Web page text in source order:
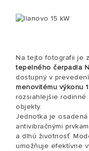
Na tejto fotografii je
tepelného čerpadla
dostupný v prevedení
menovitému výkonu
rozsiahlejšie rodinné
objekty.
Jednotka je
antivibračnými
a dlhú životnosť.
umožňuje efektívne